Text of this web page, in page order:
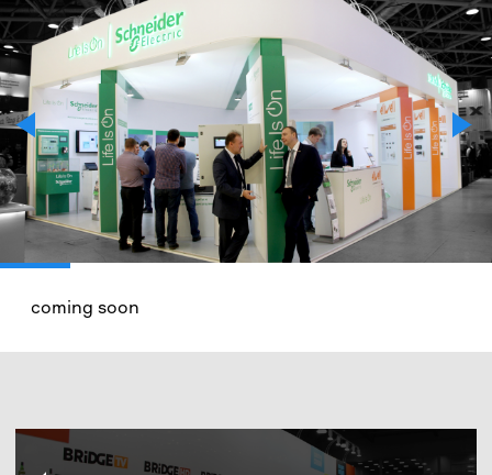
coming soon